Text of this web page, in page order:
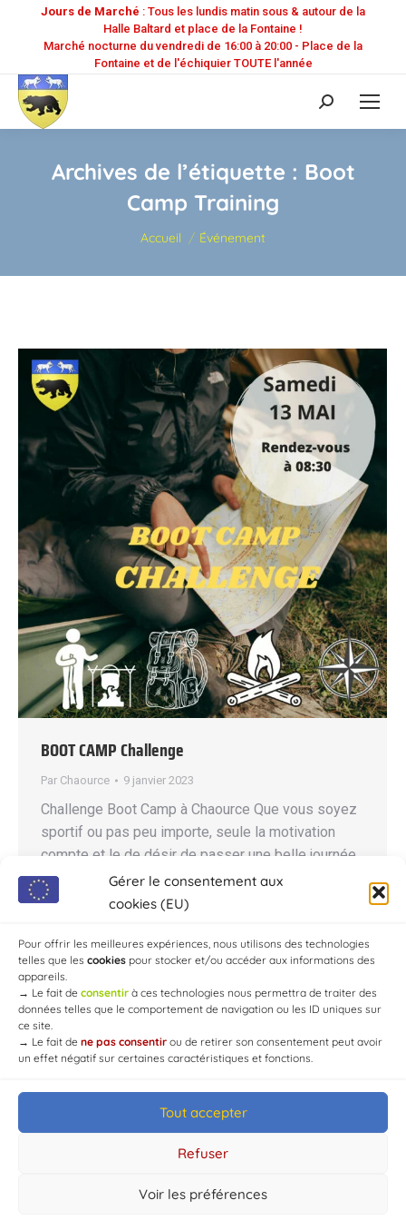
Gérer le consentement aux
cookies (EU)
Pour offrir les meilleures expériences, nous utilisons des technologies
telles que les cookies pour stocker et/ou accéder aux informations des
appareils.
→ Le fait de consentir à ces technologies nous permettra de traiter des
données telles que le comportement de navigation ou les ID uniques sur
ce site.
→ Le fait de ne pas consentir ou de retirer son consentement peut avoir
un effet négatif sur certaines caractéristiques et fonctions.
Tout accepter
Refuser
Voir les préférences
Jours de Marché : Tous les lundis matin sous & autour de la
Halle Baltard et place de la Fontaine !
Marché nocturne du vendredi de 16:00 à 20:00 - Place de la
Fontaine et de l'échiquier TOUTE l'année
Recherche
:
Archives de l’étiquette : Boot
Camp Training
Vous êtes ici :
Accueil Événement
BOOT CAMP Challenge
Par Chaource 9 janvier 2023
Challenge Boot Camp à Chaource Que vous soyez
sportif ou pas peu importe, seule la motivation
compte et le de désir de passer une belle journée
à découvrir ou redécouvrir le Boot Camp Training
avec vos amis, dans la joie et la bonne humeur !
ça ?…
© Mairie de Chaource [2004-2024] | Tous droits réservés.
Developed byWEB3-DESIGN